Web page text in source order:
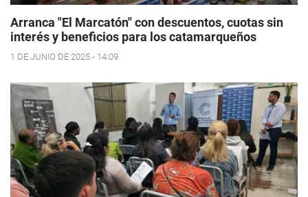
Arranca "El Marcatón" con descuentos, cuotas sin
interés y beneficios para los catamarqueños
1 DE JUNIO DE 2025 - 14:09